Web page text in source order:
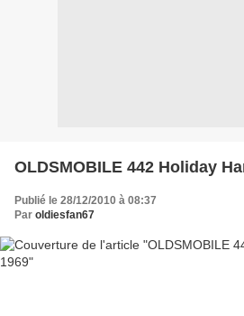
OLDSMOBILE 442 Holiday
Publié le 28/12/2010 à 08:37
Par oldiesfan67